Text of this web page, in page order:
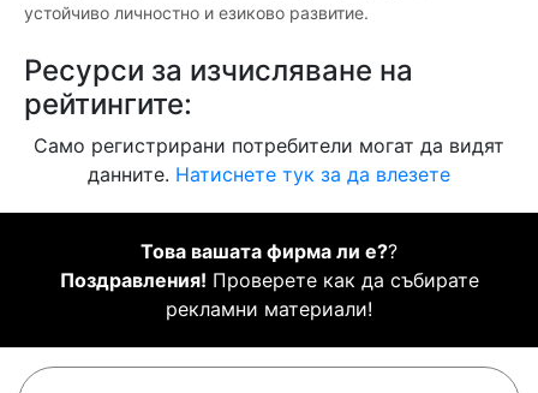
устойчиво личностно и езиково развитие.
Ресурси за изчисляване на
рейтингите:
Само регистрирани потребители могат да видят
данните. Натиснете тук за да влезете
Това вашата фирма ли е??
Поздравления! Проверете как да събирате
рекламни материали!